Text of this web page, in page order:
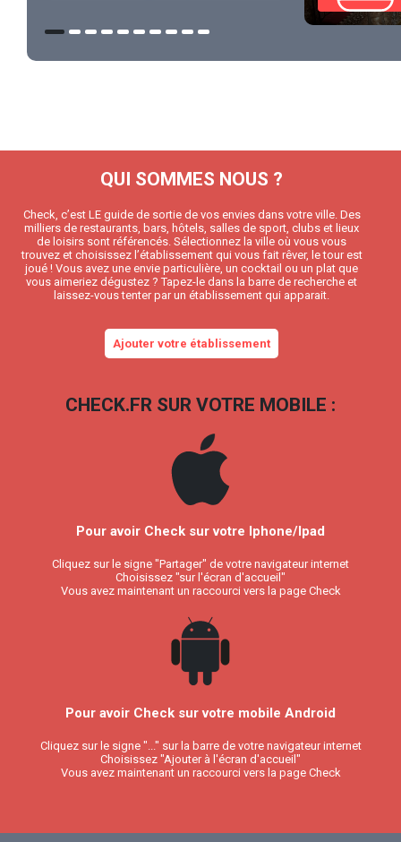
QUI SOMMES NOUS ?
Check, c’est LE guide de sortie de vos envies dans votre ville. Des
milliers de restaurants, bars, hôtels, salles de sport, clubs et lieux
de loisirs sont référencés. Sélectionnez la ville où vous vous
trouvez et choisissez l’établissement qui vous fait rêver, le tour est
joué ! Vous avez une envie particulière, un cocktail ou un plat que
vous aimeriez dégustez ? Tapez-le dans la barre de recherche et
laissez-vous tenter par un établissement qui apparait.
Ajouter votre établissement
CHECK.FR SUR VOTRE MOBILE :
Pour avoir Check sur votre Iphone/Ipad
Cliquez sur le signe "Partager" de votre navigateur internet
Choisissez "sur l'écran d'accueil"
Vous avez maintenant un raccourci vers la page Check
Pour avoir Check sur votre mobile Android
Cliquez sur le signe "..." sur la barre de votre navigateur internet
Choisissez "Ajouter à l'écran d'accueil"
Vous avez maintenant un raccourci vers la page Check